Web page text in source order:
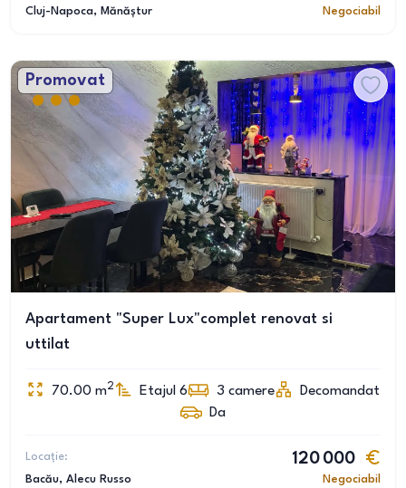
Cluj-Napoca, Mănăștur Negociabil
Promovat
Apartament "Super Lux"complet renovat si
uttilat
70.00 m2 Etajul 6 3 camere
Decomandat
Da
Locație:
Bacău, Alecu Russo
120 000
Negociabil